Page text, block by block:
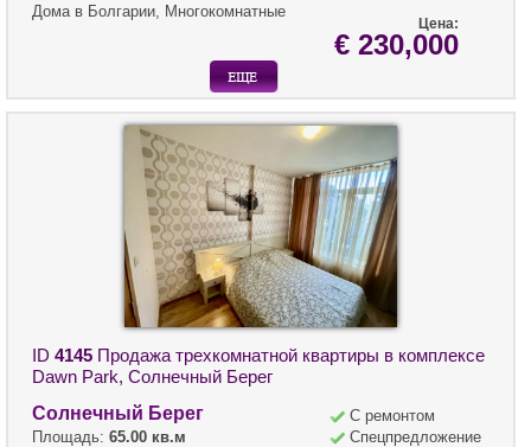
Дома в Болгарии, Многокомнатные
Цена:
€ 230,000
ID 4145 Продажа трехкомнатной квартиры в комплексе
Dawn Park, Солнечный Берег
Солнечный Берег
Площадь: 65.00 кв.м
С ремонтом
Спецпредложение